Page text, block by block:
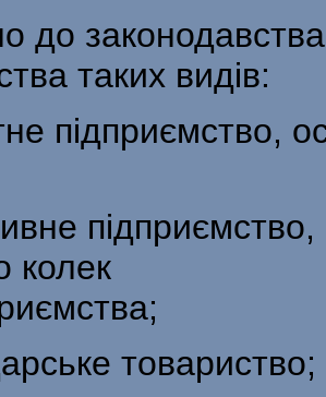
до
таких видів:
підприємство,
підприємство,
колек­
товариство;